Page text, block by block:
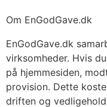
Om EnGodGave.dk
EnGodGave.dk
virksomheder. Hvis
på hjemmesiden,
provision. Dette
driften og